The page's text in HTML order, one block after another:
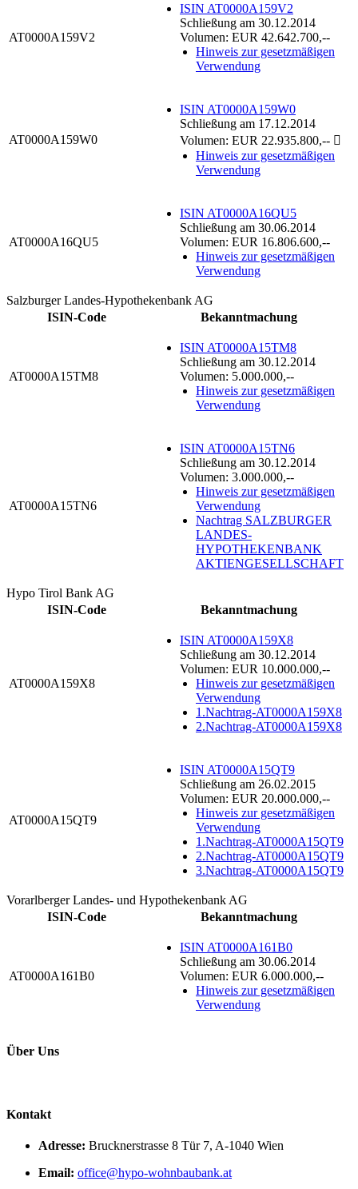
AT0000A159V2
ISIN AT0000A159V2
Schließung am 30.12.2014
Volumen: EUR 42.642.700,--
Hinweis zur gesetzmäßigen
Verwendung
AT0000A159W0
ISIN AT0000A159W0
Schließung am 17.12.2014
Volumen: EUR 22.935.800,-- 
Hinweis zur gesetzmäßigen
Verwendung
AT0000A16QU5
ISIN AT0000A16QU5
Schließung am 30.06.2014
Volumen: EUR 16.806.600,--
Hinweis zur gesetzmäßigen
Verwendung
Salzburger Landes-Hypothekenbank AG
ISIN-Code
Bekanntmachung
AT0000A15TM8
ISIN AT0000A15TM8
Schließung am 30.12.2014
Volumen: 5.000.000,--
Hinweis zur gesetzmäßigen
Verwendung
AT0000A15TN6
ISIN AT0000A15TN6
Schließung am 30.12.2014
Volumen: 3.000.000,--
Hinweis zur gesetzmäßigen
Verwendung
Nachtrag SALZBURGER
LANDES-
HYPOTHEKENBANK
AKTIENGESELLSCHAFT
Hypo Tirol Bank AG
ISIN-Code
Bekanntmachung
AT0000A159X8
ISIN AT0000A159X8
Schließung am 30.12.2014
Volumen: EUR 10.000.000,--
Hinweis zur gesetzmäßigen
Verwendung
1.Nachtrag-AT0000A159X8
2.Nachtrag-AT0000A159X8
AT0000A15QT9
ISIN AT0000A15QT9
Schließung am 26.02.2015
Volumen: EUR 20.000.000,--
Hinweis zur gesetzmäßigen
Verwendung
1.Nachtrag-AT0000A15QT9
2.Nachtrag-AT0000A15QT9
3.Nachtrag-AT0000A15QT9
Vorarlberger Landes- und Hypothekenbank AG
ISIN-Code
Bekanntmachung
AT0000A161B0
ISIN AT0000A161B0
Schließung am 30.06.2014
Volumen: EUR 6.000.000,--
Hinweis zur gesetzmäßigen
Verwendung
Über Uns
Kontakt
Adresse: Brucknerstrasse 8 Tür 7, A-1040 Wien
Email: office@hypo-wohnbaubank.at